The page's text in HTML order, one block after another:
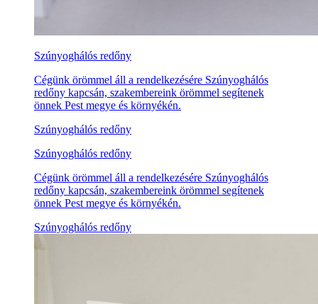
Szúnyoghálós redőny
Cégünk örömmel áll a rendelkezésére Szúnyoghálós
redőny kapcsán, szakembereink örömmel segítenek
önnek Pest megye és környékén.
Szúnyoghálós redőny
Szúnyoghálós redőny
Cégünk örömmel áll a rendelkezésére Szúnyoghálós
redőny kapcsán, szakembereink örömmel segítenek
önnek Pest megye és környékén.
Szúnyoghálós redőny